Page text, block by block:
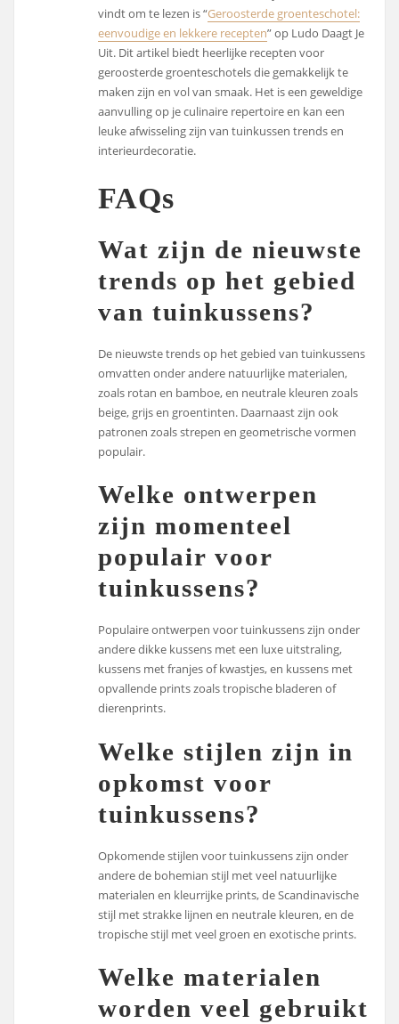
vindt om te lezen is “Geroosterde groenteschotel:
eenvoudige en lekkere recepten” op Ludo Daagt Je
Uit. Dit artikel biedt heerlijke recepten voor
geroosterde groenteschotels die gemakkelijk te
maken zijn en vol van smaak. Het is een geweldige
aanvulling op je culinaire repertoire en kan een
leuke afwisseling zijn van tuinkussen trends en
interieurdecoratie.
FAQs
Wat zijn de nieuwste
trends op het gebied
van tuinkussens?
De nieuwste trends op het gebied van tuinkussens
omvatten onder andere natuurlijke materialen,
zoals rotan en bamboe, en neutrale kleuren zoals
beige, grijs en groentinten. Daarnaast zijn ook
patronen zoals strepen en geometrische vormen
populair.
Welke ontwerpen
zijn momenteel
populair voor
tuinkussens?
Populaire ontwerpen voor tuinkussens zijn onder
andere dikke kussens met een luxe uitstraling,
kussens met franjes of kwastjes, en kussens met
opvallende prints zoals tropische bladeren of
dierenprints.
Welke stijlen zijn in
opkomst voor
tuinkussens?
Opkomende stijlen voor tuinkussens zijn onder
andere de bohemian stijl met veel natuurlijke
materialen en kleurrijke prints, de Scandinavische
stijl met strakke lijnen en neutrale kleuren, en de
tropische stijl met veel groen en exotische prints.
Welke materialen
worden veel gebruikt